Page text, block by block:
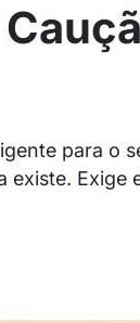
para o
Exige